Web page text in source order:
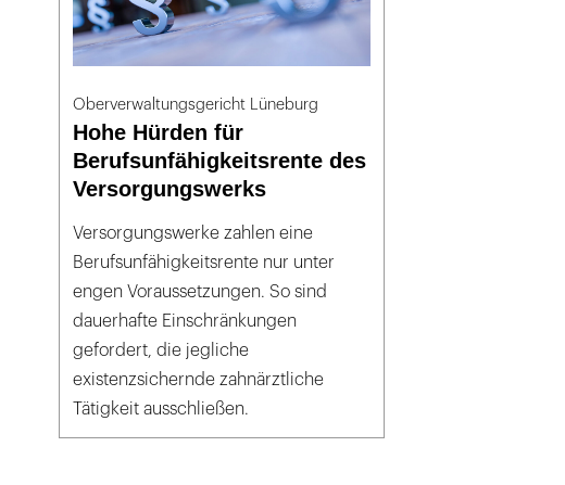
Oberverwaltungsgericht Lüneburg
Hohe Hürden für
Berufsunfähigkeitsrente des
Versorgungswerks
Versorgungswerke zahlen eine
Berufsunfähigkeitsrente nur unter
engen Voraussetzungen. So sind
dauerhafte Einschränkungen
gefordert, die jegliche
existenzsichernde zahnärztliche
Tätigkeit ausschließen.